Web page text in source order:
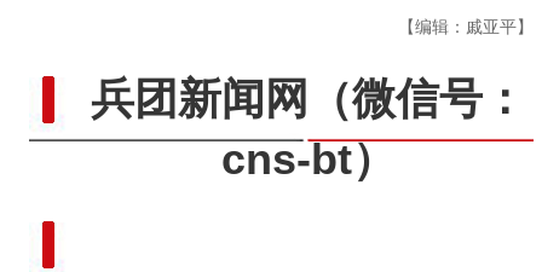
【编辑：戚亚平】
兵团新闻网
（微信号：
cns-bt）